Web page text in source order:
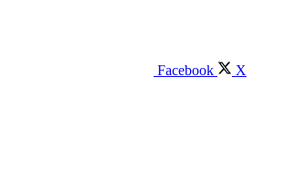
Facebook X